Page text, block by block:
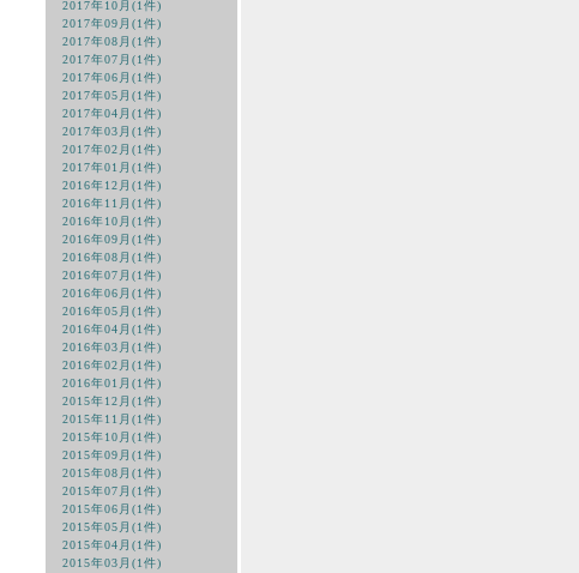
2017年10月(1件)
2017年09月(1件)
2017年08月(1件)
2017年07月(1件)
2017年06月(1件)
2017年05月(1件)
2017年04月(1件)
2017年03月(1件)
2017年02月(1件)
2017年01月(1件)
2016年12月(1件)
2016年11月(1件)
2016年10月(1件)
2016年09月(1件)
2016年08月(1件)
2016年07月(1件)
2016年06月(1件)
2016年05月(1件)
2016年04月(1件)
2016年03月(1件)
2016年02月(1件)
2016年01月(1件)
2015年12月(1件)
2015年11月(1件)
2015年10月(1件)
2015年09月(1件)
2015年08月(1件)
2015年07月(1件)
2015年06月(1件)
2015年05月(1件)
2015年04月(1件)
2015年03月(1件)